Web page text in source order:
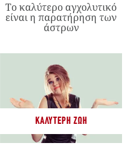
Το καλύτερο αγχολυτικό
είναι η παρατήρηση των
άστρων
ΚΑΛΎΤΕΡΗ ΖΩΉ